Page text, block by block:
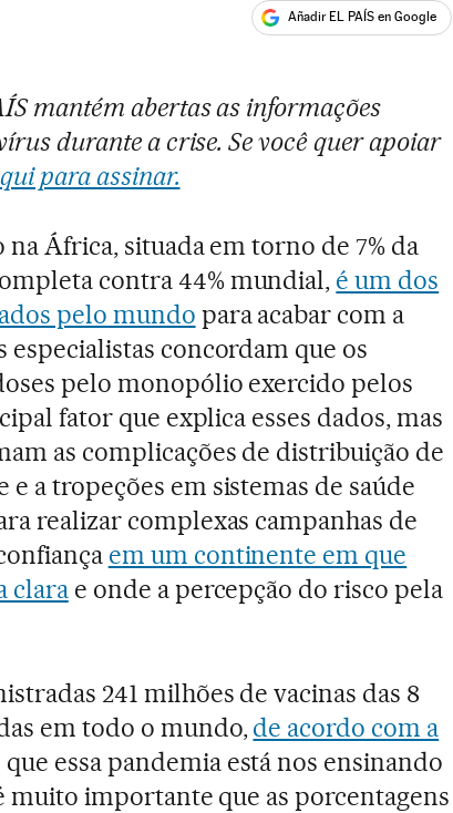
Añadir EL PAÍS en Google
mantém abertas as informações
durante a crise. Se você quer apoiar
para assinar.
na África, situada em torno de 7% da
contra 44% mundial, é um dos
pelo mundo para acabar com a
especialistas concordam que os
pelo monopólio exercido pelos
fator que explica esses dados, mas
as complicações de distribuição de
e a tropeções em sistemas de saúde
realizar complexas campanhas de
em um continente em que
clarae onde a percepção do risco pela
241 milhões de vacinas das 8
em todo o mundo,de acordo com a
que essa pandemia está nos ensinando
muito importante que as porcentagens